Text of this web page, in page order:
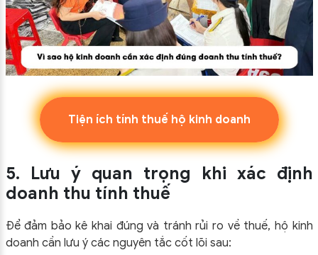
Tiện ích tính thuế hộ kinh doanh
5. Lưu ý quan trọng khi xác định
doanh thu tính thuế
Để đảm bảo kê khai đúng và tránh rủi ro về thuế, hộ kinh
doanh cần lưu ý các nguyên tắc cốt lõi sau: